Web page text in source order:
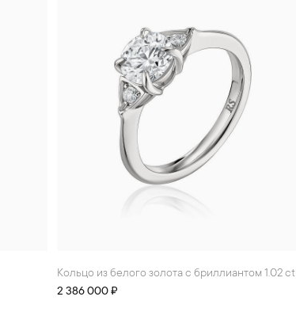
Кольцо из белого золота с бриллиантом 1.02 ct
2 386 000 ₽